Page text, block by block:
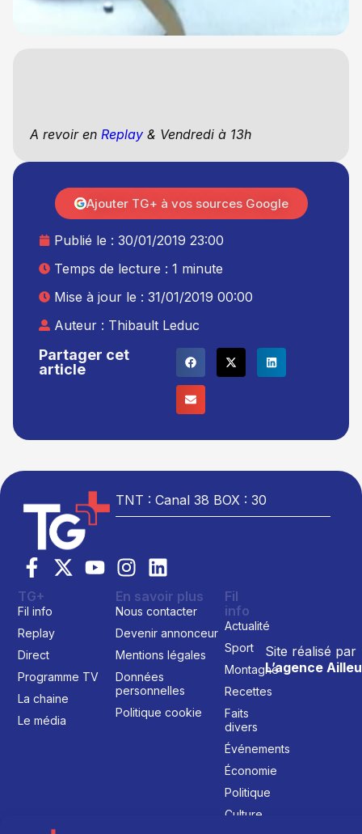
A revoir en Replay& Vendredi à 13h
Partager cet
article
Publié le : 30/01/2019 23:00
Temps de lecture : 1 minute
Mise à jour le : 31/01/2019 00:00
Auteur : Thibault Leduc
Ajouter TG+ à vos sources Google
TNT : Canal 38 BOX : 30
Site réalisé par
L’agence
TG+
Fil info
Replay
Direct
Programme TV
La chaine
Le média
En savoir plus
Nous contacter
Devenir annonceur
Mentions légales
Données
personnelles
Politique cookie
Fil
info
Actualité
Sport
Montagne
Recettes
Faits
divers
Événements
Économie
Politique
Culture